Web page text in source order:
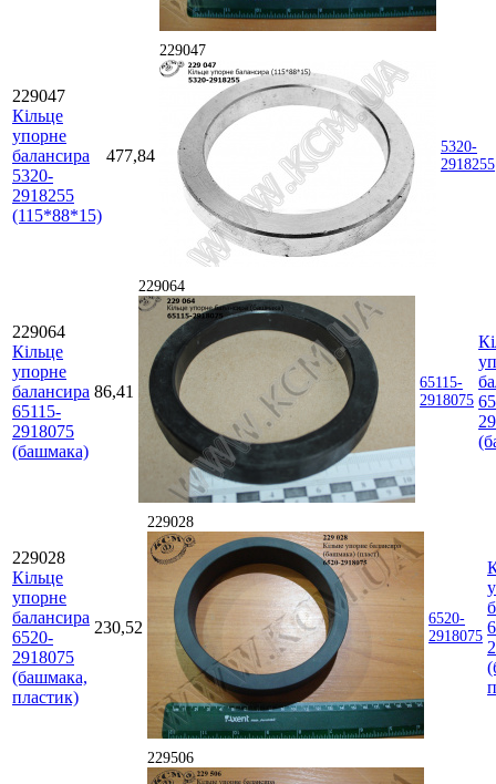
229047
Кільце
упорне
балансира
5320-
2918255
(115*88*15)
477,84
229047
5320-
2918255
229064
Кільце
упорне
балансира
65115-
2918075
(башмака)
86,41
229064
65115-
2918075
229028
Кільце
упорне
балансира
6520-
2918075
(башмака,
пластик)
230,52
229028
6520-
2918075
229506